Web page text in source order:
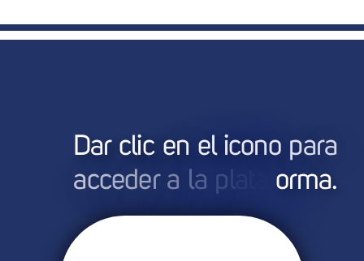
Dar clic en el icono para
acceder a la pla orma.